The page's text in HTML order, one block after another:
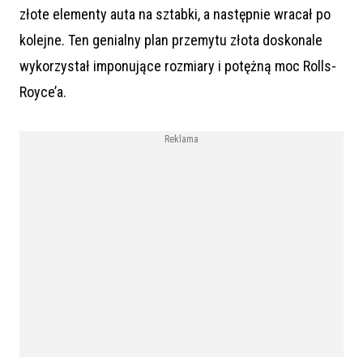
złote elementy auta na sztabki, a następnie wracał po
kolejne. Ten genialny plan przemytu złota doskonale
wykorzystał imponujące rozmiary i potężną moc Rolls-
Royce’a.
Reklama